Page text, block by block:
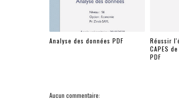
Analyse des données PDF
Réussir
CAPES
PDF
Aucun commentaire: